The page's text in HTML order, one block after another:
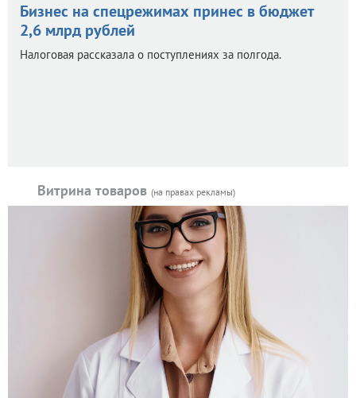
Бизнес на спецрежимах принес в бюджет
2,6 млрд рублей
Налоговая рассказала о поступлениях за полгода.
Витрина товаров (на правах рекламы)